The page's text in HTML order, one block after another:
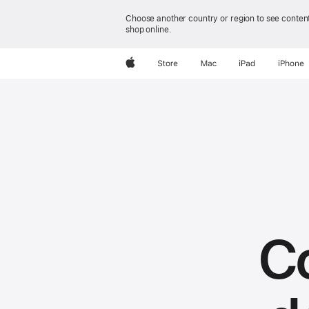
Choose another country or region to see
shop online.
AppleStore Mac iPad iPhone